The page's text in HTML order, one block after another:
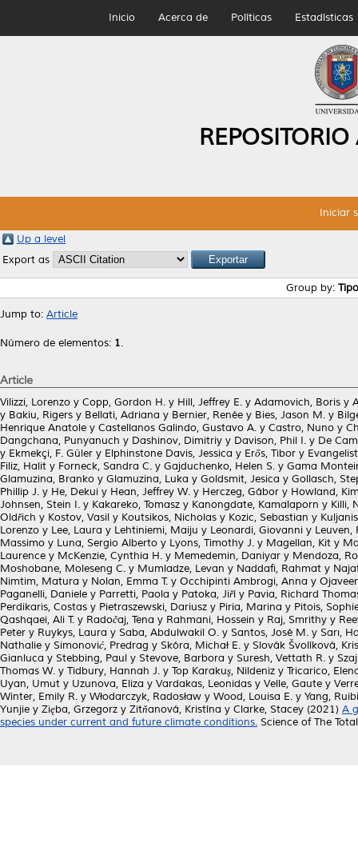
Inicio Acerca de Políticas Estadísticas
Iniciar
Up a level
Export as
Group by:
Jump to: Article
Número de elementos: 1.
Article
Vilizzi, Lorenzo y Copp, Gordon H. y Hill, Jeffrey E. y Adamovich, Boris y
y Bakiu, Rigers y Bellati, Adriana y Bernier, Renée y Bies, Jason M. y
Henrique Anatole y Castellanos Galindo, Gustavo A. y Castro, Nuno y
Dangchana, Punyanuch y Dashinov, Dimitriy y Davison, Phil I. y De
y Ekmekçi, F. Güler y Elphinstone Davis, Jessica y Erős, Tibor y
Filiz, Halit y Forneck, Sandra C. y Gajduchenko, Helen S. y Gama
Glamuzina, Branko y Glamuzina, Luka y Goldsmit, Jesica y Gollasch,
Phillip J. y He, Dekui y Hean, Jeffrey W. y Herczeg, Gábor y Howland,
Johnsen, Stein I. y Kakareko, Tomasz y Kanongdate, Kamalaporn y Killi,
Oldřich y Kostov, Vasil y Koutsikos, Nicholas y Kozic, Sebastian y
Lorenzo y Lee, Laura y Lehtiniemi, Maiju y Leonardi, Giovanni y Leuven,
Massimo y Luna, Sergio Alberto y Lyons, Timothy J. y Magellan, Kit y
Laurence y McKenzie, Cynthia H. y Memedemin, Daniyar y Mendoza,
Moshobane, Moleseng C. y Mumladze, Levan y Naddafi, Rahmat y
Nimtim, Matura y Nolan, Emma T. y Occhipinti Ambrogi, Anna y
Paganelli, Daniele y Parretti, Paola y Patoka, Jiří y Pavia, Richard
Perdikaris, Costas y Pietraszewski, Dariusz y Piria, Marina y Pitois,
Qashqaei, Ali T. y Radočaj, Tena y Rahmani, Hossein y Raj, Smrithy y
Peter y Ruykys, Laura y Saba, Abdulwakil O. y Santos, José M. y Sarı,
Nathalie y Simonović, Predrag y Skóra, Michał E. y Slovák Švolíková,
Gianluca y Stebbing, Paul y Stevove, Barbora y Suresh, Vettath R. y
Thomas W. y Tidbury, Hannah J. y Top Karakuş, Nildeniz y Tricarico,
Uyan, Umut y Uzunova, Eliza y Vardakas, Leonidas y Velle, Gaute y
Winter, Emily R. y Włodarczyk, Radosław y Wood, Louisa E. y Yang,
Yunjie y Zięba, Grzegorz y Zitňanová, Kristína y Clarke, Stacey (2021) A
species under current and future climate conditions. Science of The